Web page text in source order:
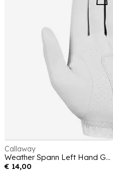
Callaway
Weather Spann Left Hand Golf Glove
€ 14,00